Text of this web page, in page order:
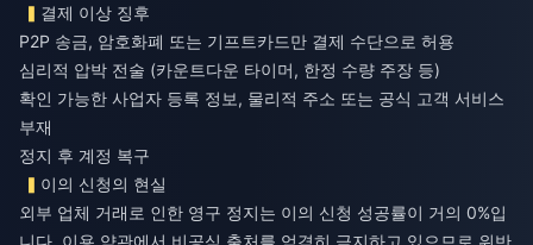
결제 이상 징후
P2P 송금, 암호화폐 또는 기프트카드만 결제 수단으로 허용
심리적 압박 전술 (카운트다운 타이머, 한정 수량 주장 등)
확인 가능한 사업자 등록 정보, 물리적 주소 또는 공식 고객 서비스
부재
정지 후 계정 복구
이의 신청의 현실
외부 업체 거래로 인한 영구 정지는 이의 신청 성공률이 거의 0%입
니다. 이용 약관에서 비공식 출처를 엄격히 금지하고 있으므로 위반